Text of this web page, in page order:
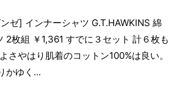
ゼ] インナーシャツ G.T.HAWKINS 綿
2枚組 ￥1,361 すでに３セット 計６枚も
さやはり肌着のコットン100%は良い。
かゆく...